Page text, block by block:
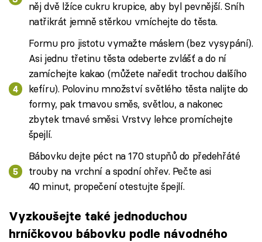
něj dvě lžíce cukru krupice, aby byl pevnější. Sníh
natřikrát jemně stěrkou vmíchejte do těsta.
Formu pro jistotu vymažte máslem (bez vysypání).
Asi jednu třetinu těsta odeberte zvlášť a do ní
zamíchejte kakao (můžete naředit trochou dalšího
kefíru). Polovinu množství světlého těsta nalijte do
formy, pak tmavou směs, světlou, a nakonec
zbytek tmavé směsi. Vrstvy lehce promíchejte
špejlí.
Bábovku dejte péct na 170 stupňů do předehřáté
trouby na vrchní a spodní ohřev. Pečte asi
40 minut, propečení otestujte špejlí.
Vyzkoušejte také jednoduchou
hrníčkovou bábovku podle návodného